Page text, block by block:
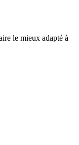
le mieux adapté à